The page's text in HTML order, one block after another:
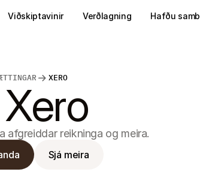
XERO
Xero
afgreiddar reikninga og meira.
Sjá meira
Viðskiptavinir Verðlagning Hafðu